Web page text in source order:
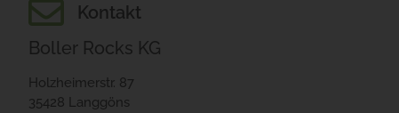
Kontakt
Boller Rocks KG
Holzheimerstr. 87
35428 Langgöns